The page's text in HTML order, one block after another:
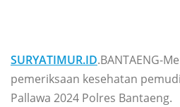
SURYATIMUR.ID.BANTAENG-
pemeriksaan kesehatan
Pallawa 2024 Polres Bantaeng.